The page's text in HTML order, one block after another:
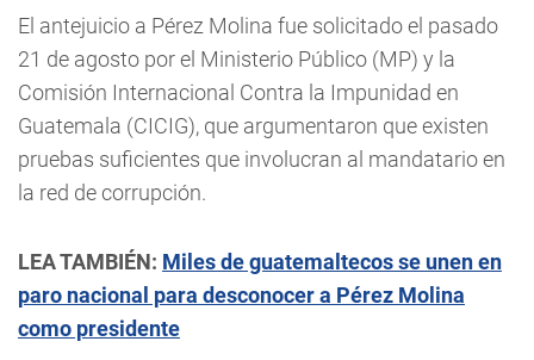
El antejuicio a Pérez Molina fue solicitado el pasado
21 de agosto por el Ministerio Público (MP) y la
Comisión Internacional Contra la Impunidad en
Guatemala (CICIG), que argumentaron que existen
pruebas suficientes que involucran al mandatario en
la red de corrupción.
LEA TAMBIÉN: Miles de guatemaltecos se unen en
paro nacional para desconocer a Pérez Molina
como presidente